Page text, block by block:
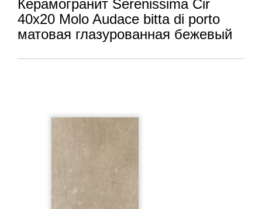
Керамогранит Serenissima Cir
40x20 Molo Audace bitta di porto
матовая глазурованная бежевый